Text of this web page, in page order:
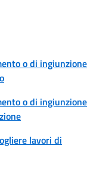
o di ingiunzione
o di ingiunzione
lavori di